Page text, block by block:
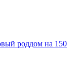
роддом на 150